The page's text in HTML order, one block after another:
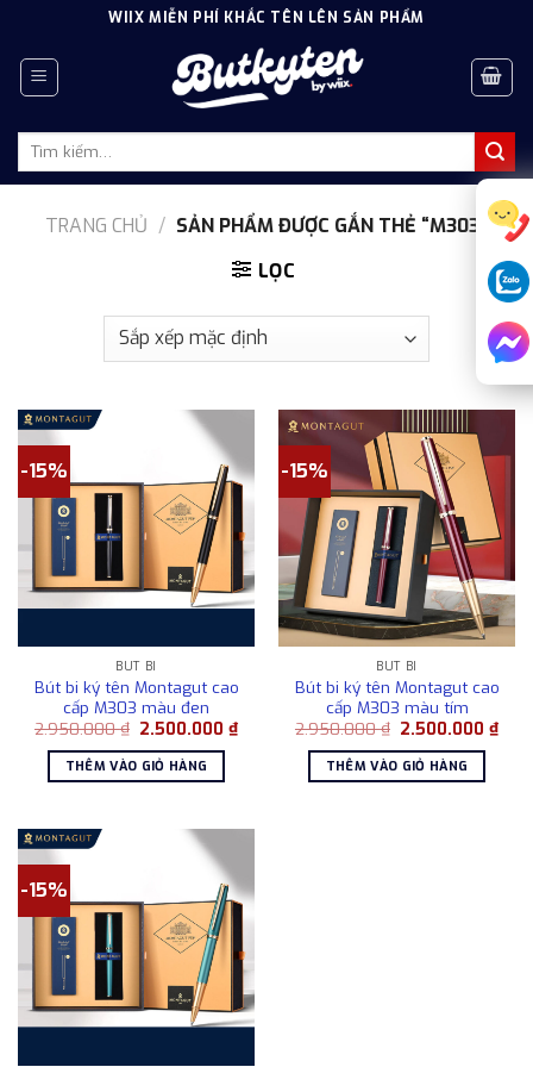
content
WIIX MIỄN PHÍ KHẮC TÊN LÊN SẢN PHẨM
Tìm
TRANG CHỦ / SẢN PHẨM ĐƯỢC GẮN THẺ “M303”
LỌC
-15%
BÚT BI
Bút bi ký tên Montagut cao
cấp M303 màu đen
2.950.000₫ Giá
là:
2.950.000 ₫.
2.500.000₫Giá
hiện
2.500.000 ₫.
THÊM VÀO GIỎ HÀNG
-15%
BÚT BI
Bút bi ký tên Montagut cao
cấp M303 màu tím
2.950.000₫ Giá
là:
2.950.000 ₫.
2.500.000₫Giá
hiện
THÊM VÀO GIỎ HÀNG
-15%